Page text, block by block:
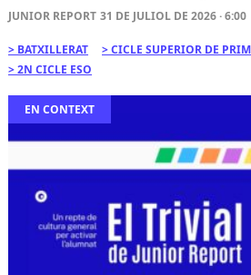
JUNIOR REPORT 31 DE JULIOL DE 2026 · 6:00
BATXILLERAT CICLE SUPERIOR DE
2N CICLE ESO
EN CONTEXT